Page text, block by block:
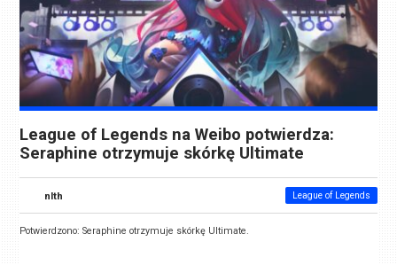
League of Legends na Weibo potwierdza:
Seraphine otrzymuje skórkę Ultimate
nlth League of Legends
Potwierdzono: Seraphine otrzymuje skórkę Ultimate.